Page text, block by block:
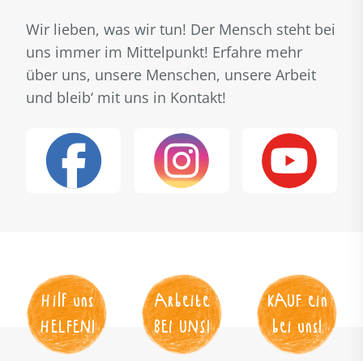
Wir lieben, was wir tun! Der Mensch steht bei
uns immer im Mittelpunkt! Erfahre mehr
über uns, unsere Menschen, unsere Arbeit
und bleib‘ mit uns in Kontakt!
Hilf uns
HELFEN!
Arbeite
BEI UNS!
KAUF ein
bei uns!